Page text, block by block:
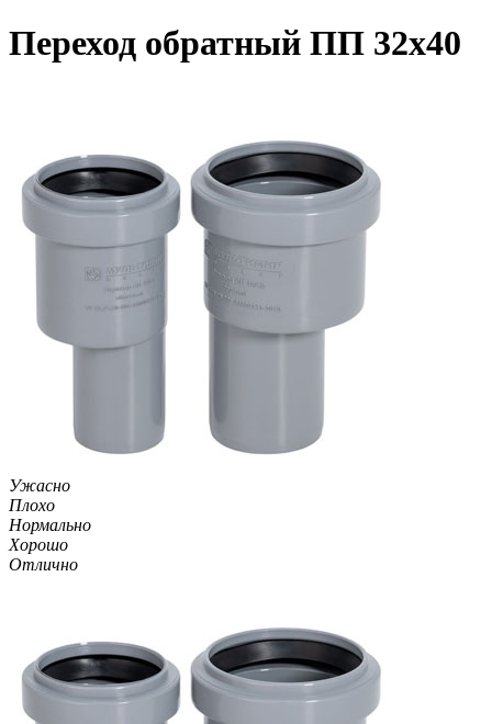
Переход обратный ПП 32х40
Ужасно
Плохо
Нормально
Хорошо
Отлично